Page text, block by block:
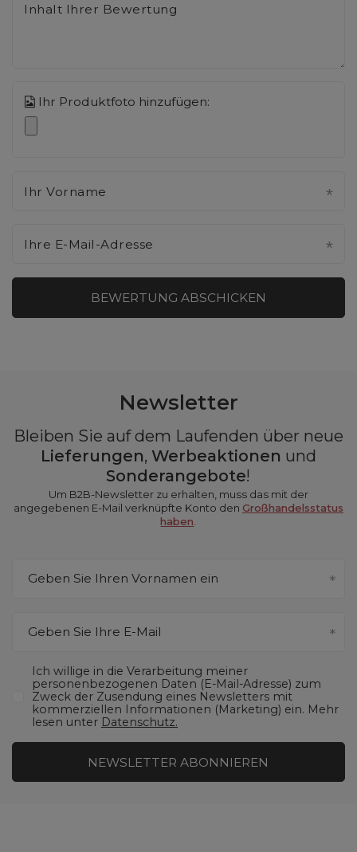
Inhalt Ihrer Bewertung
Ihr Produktfoto hinzufügen:
Ihr Vorname
Ihre E-Mail-Adresse
BEWERTUNG ABSCHICKEN
Newsletter
Bleiben Sie auf dem Laufenden über neue
Lieferungen, Werbeaktionen und
Sonderangebote!
Um B2B-Newsletter zu erhalten, muss das mit der
angegebenen E-Mail verknüpfte Konto den Großhandelsstatus
haben
Geben Sie Ihren Vornamen ein
Geben Sie Ihre E-Mail
Ich willige in die Verarbeitung meiner
personenbezogenen Daten (E-Mail-Adresse) zum
Zweck der Zusendung eines Newsletters mit
kommerziellen Informationen (Marketing) ein. Mehr
lesen unter Datenschutz.
NEWSLETTER ABONNIEREN